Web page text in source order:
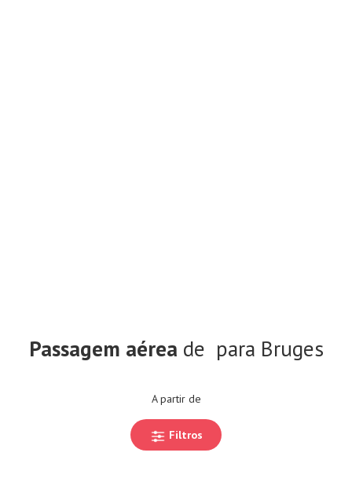
Passagem aérea de para Bruges
A partir de
Filtros